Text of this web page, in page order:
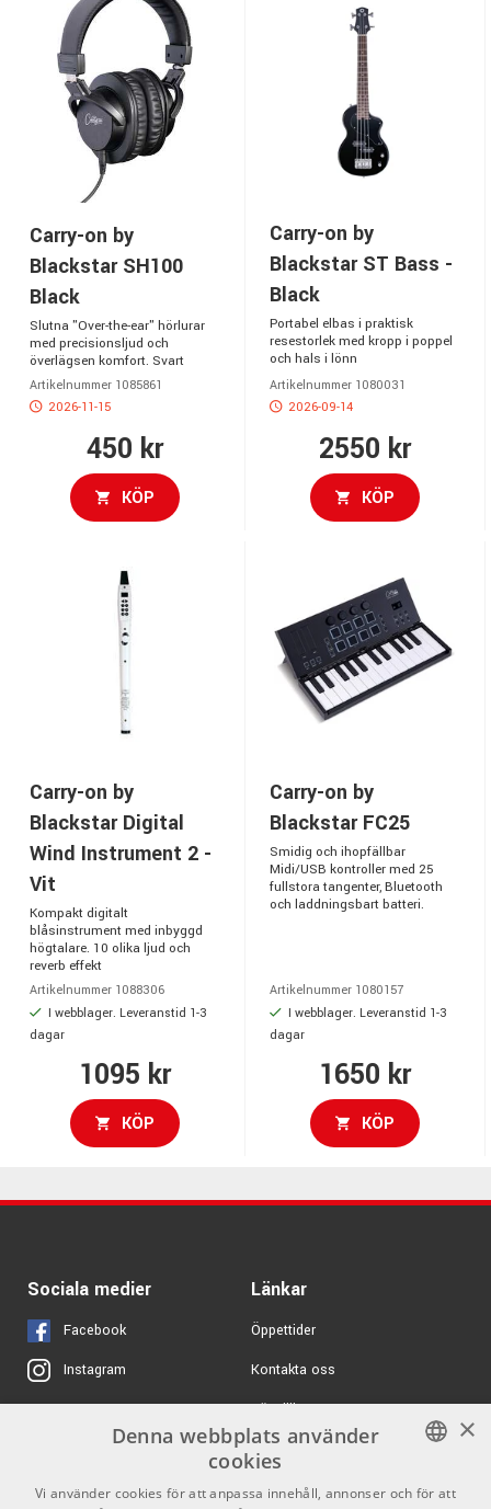
Carry-on by
Blackstar SH100
Black
Slutna "Over-the-ear" hörlurar
med precisionsljud och
överlägsen komfort. Svart
Artikelnummer 1085861
2026-11-15
450 kr
KÖP
Carry-on by
Blackstar ST Bass -
Black
Portabel elbas i praktisk
resestorlek med kropp i poppel
och hals i lönn
Artikelnummer 1080031
2026-09-14
2550 kr
KÖP
Carry-on by
Blackstar Digital
Wind Instrument 2 -
Vit
Kompakt digitalt
blåsinstrument med inbyggd
högtalare. 10 olika ljud och
reverb effekt
Artikelnummer 1088306
I webblager. Leveranstid 1-3
dagar
1095 kr
KÖP
Carry-on by
Blackstar FC25
Smidig och ihopfällbar
Midi/USB kontroller med 25
fullstora tangenter, Bluetooth
och laddningsbart batteri.
Artikelnummer 1080157
I webblager. Leveranstid 1-3
dagar
1650 kr
KÖP
Sociala medier
Facebook
Instagram
X
Youtube
TikTok
Länkar
Öppettider
Kontakta oss
Köpvillkor
Butiken
Varumärken
SWEDISH
×
Denna webbplats använder
cookies
Vi använder cookies för att anpassa innehåll, annonser och för att